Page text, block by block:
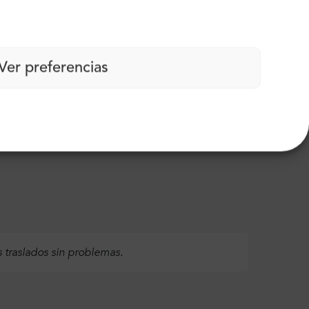
preferencias
de primera clase durante el día.
sin problemas.